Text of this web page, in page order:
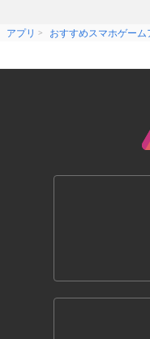
アプリ おすすめスマホゲーム